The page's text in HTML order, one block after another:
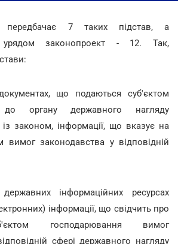
передбачає 7 таких підстав, а
урядом законопроект - 12. Так,
що подаються суб'єктом
до органу державного нагляду
законом, інформації, що вказує на
вимог законодавства у відповідній
інформаційних ресурсах
інформації, що свідчить про
господарювання вимог
сфері державного нагляду